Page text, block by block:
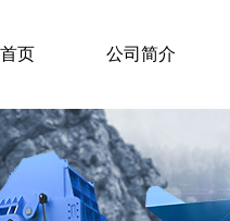
首页 公司简介